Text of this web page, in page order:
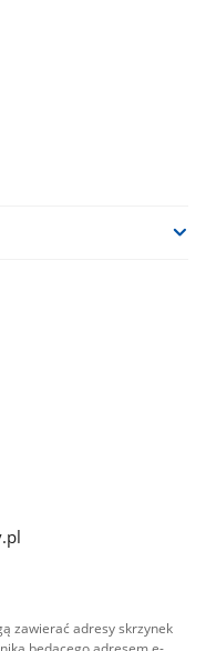
zawierać adresy skrzynek